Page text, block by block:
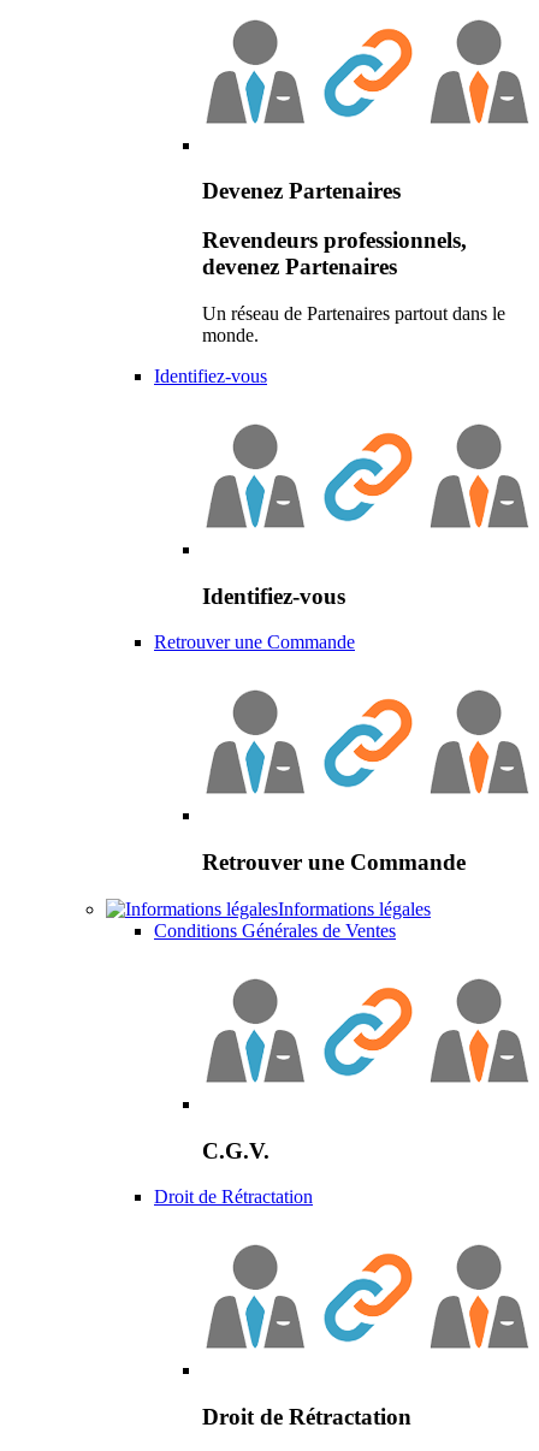
Devenez Partenaires
Revendeurs professionnels,
devenez Partenaires
Un réseau de Partenaires partout dans le
monde.
Identifiez-vous
Identifiez-vous
Retrouver une Commande
Retrouver une Commande
Informations légales
Conditions Générales de Ventes
C.G.V.
Droit de Rétractation
Droit de Rétractation